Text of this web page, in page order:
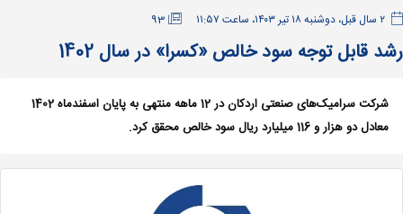
93
رشد قابل توجه سود خالص «کسرا» در سال 1402
شرکت سرامیک‌های صنعتی اردکان در 12 ماهه منتهی به پایان اسفندماه 1402
معادل دو هزار و 116 میلیارد ریال سود خالص محقق کرد.